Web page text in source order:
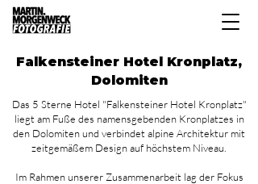
Falkensteiner Hotel Kronplatz,
Dolomiten
Das 5 Sterne Hotel "Falkensteiner Hotel Kronplatz"
liegt am Fuße des namensgebenden Kronplatzes in
den Dolomiten und verbindet alpine Architektur mit
zeitgemäßem Design auf höchstem Niveau.
Im Rahmen unserer Zusammenarbeit lag der Fokus